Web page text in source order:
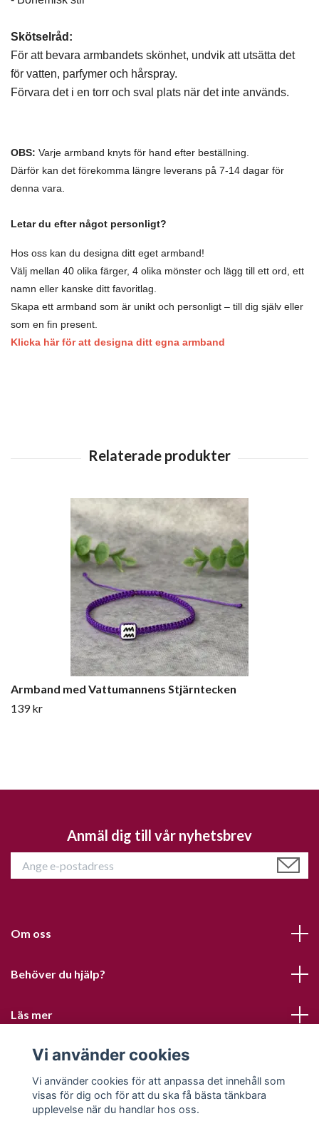
Skötselråd:
För att bevara armbandets skönhet, undvik att utsätta det
för vatten, parfymer och hårspray.
Förvara det i en torr och sval plats när det inte används.
OBS: Varje armband knyts för hand efter beställning.
Därför kan det förekomma längre leverans på 7-14 dagar för
denna vara.
Letar du efter något personligt?
Hos oss kan du designa ditt eget armband!
Välj mellan 40 olika färger, 4 olika mönster och lägg till ett ord, ett
namn eller kanske ditt favoritlag.
Skapa ett armband som är unikt och personligt – till dig själv eller
som en fin present.
Klicka här för att designa ditt egna armband
Armband med Vattumannens Stjärntecken
139 kr
Anmäl dig till vår nyhetsbrev
Om oss
Behöver du hjälp?
Läs mer
Sociala medier
Vi använder cookies
Vi använder cookies för att anpassa det innehåll som
visas för dig och för att du ska få bästa tänkbara
upplevelse när du handlar hos oss.